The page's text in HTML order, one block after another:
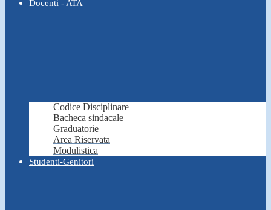
Docenti - ATA
Codice Disciplinare
Bacheca sindacale
Graduatorie
Area Riservata
Modulistica
Studenti-Genitori